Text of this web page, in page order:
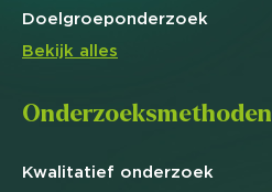
Doelgroeponderzoek
Bekijk alles
Onderzoeksmethoden
Kwalitatief onderzoek